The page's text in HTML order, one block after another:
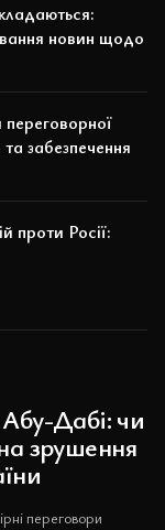
новин щодо
забезпечення
проти Росії:
Дабі: чи
зрушення
переговори